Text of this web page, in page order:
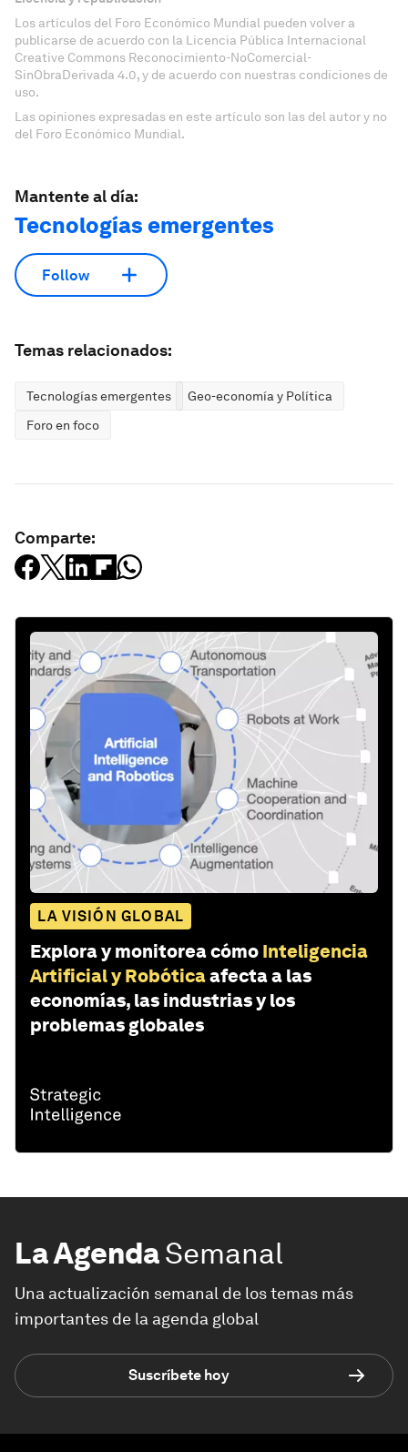
Los artículos del Foro Económico Mundial pueden volver a
publicarse de acuerdo con la Licencia Pública Internacional
Creative Commons Reconocimiento-NoComercial-
SinObraDerivada 4.0, y de acuerdo con nuestras condiciones de
uso.
Las opiniones expresadas en este artículo son las del autor y no
del Foro Económico Mundial.
Mantente al día:
Tecnologías emergentes
Follow
Temas relacionados:
Tecnologías emergentes
Geo-economía y Política
Foro en foco
Comparte:
LA VISIÓN GLOBAL
Explora y monitorea cómo Inteligencia
Artificial y Robóticaafecta a las
economías, las industrias y los
problemas globales
La AgendaSemanal
Una actualización semanal de los temas más
importantes de la agenda global
Suscríbete hoy